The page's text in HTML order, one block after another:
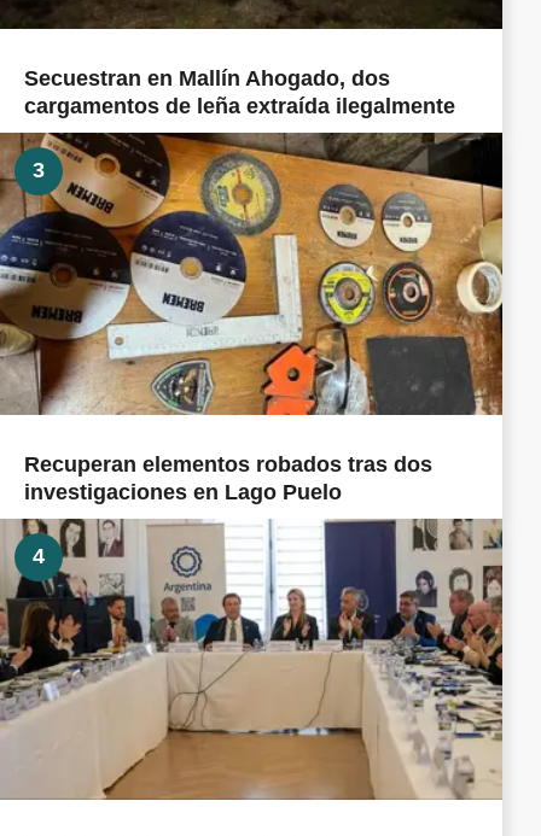
Secuestran en Mallín Ahogado, dos
cargamentos de leña extraída ilegalmente
3
Recuperan elementos robados tras dos
investigaciones en Lago Puelo
4